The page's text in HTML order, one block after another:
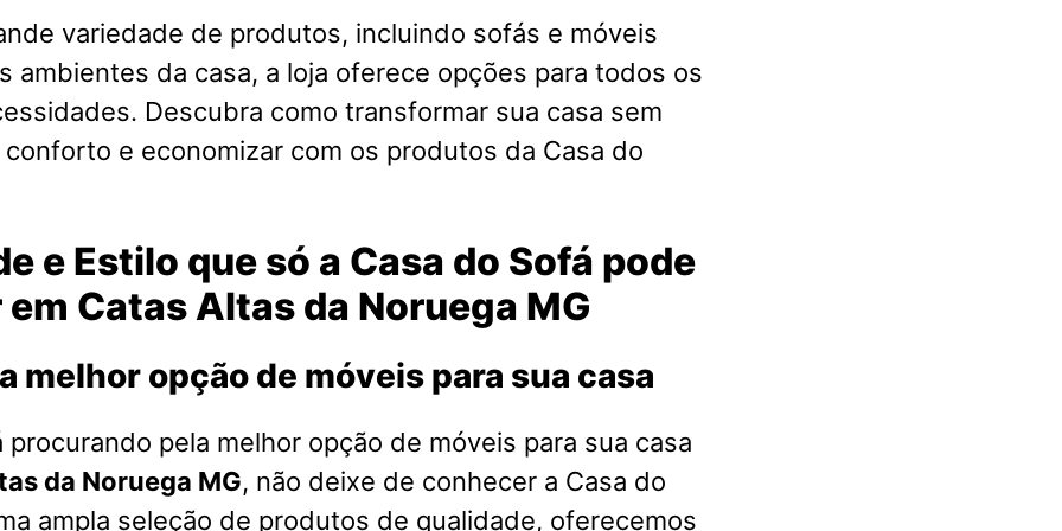
variedade de produtos, incluindo sofás e móveis
ambientes da casa, a loja oferece opções para todos os
Descubra como transformar sua casa sem
e economizar com os produtos da Casa do
e Estilo que só a Casa do Sofá pode
Catas Altas da Noruega MG
melhor opção de móveis para sua casa
procurando pela melhor opção de móveis para sua casa
da Noruega MG, não deixe de conhecer a Casa do
ampla seleção de produtos de qualidade, oferecemos